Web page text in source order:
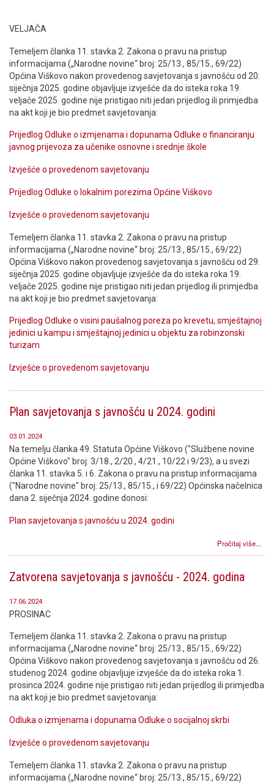
VELJAČA
Temeljem članka 11. stavka 2. Zakona o pravu na pristup
informacijama („Narodne novine“ broj: 25/13., 85/15., 69/22)
Općina Viškovo nakon provedenog savjetovanja s javnošću od 20.
siječnja 2025. godine objavljuje izvješće da do isteka roka 19.
veljače 2025. godine nije pristigao niti jedan prijedlog ili primjedba
na akt koji je bio predmet savjetovanja:
Prijedlog Odluke o izmjenama i dopunama Odluke o financiranju
javnog prijevoza za učenike osnovne i srednje škole
Izvješće o provedenom savjetovanju
Prijedlog Odluke o lokalnim porezima Općine Viškovo
Izvješće o provedenom savjetovanju
Temeljem članka 11. stavka 2. Zakona o pravu na pristup
informacijama („Narodne novine“ broj: 25/13., 85/15., 69/22)
Općina Viškovo nakon provedenog savjetovanja s javnošću od 29.
siječnja 2025. godine objavljuje izvješće da do isteka roka 19.
veljače 2025. godine nije pristigao niti jedan prijedlog ili primjedba
na akt koji je bio predmet savjetovanja:
Prijedlog Odluke o visini paušalnog poreza po krevetu, smještajnoj
jedinici u kampu i smještajnoj jedinici u objektu za robinzonski
turizam
Izvješće o provedenom savjetovanju
Plan savjetovanja s javnošću u 2024. godini
03.01.2024
Na temelju članka 49. Statuta Općine Viškovo ("Službene novine
Općine Viškovo" broj: 3/18., 2/20., 4/21., 10/22 i 9/23), a u svezi
članka 11. stavka 5. i 6. Zakona o pravu na pristup informacijama
("Narodne novine" broj: 25/13., 85/15., i 69/22) Općinska načelnica
dana 2. siječnja 2024. godine donosi:
Plan savjetovanja s javnošću u 2024. godini
Pročitaj više...
Zatvorena savjetovanja s javnošću - 2024. godina
17.06.2024
PROSINAC
Temeljem članka 11. stavka 2. Zakona o pravu na pristup
informacijama („Narodne novine“ broj: 25/13., 85/15., 69/22)
Općina Viškovo nakon provedenog savjetovanja s javnošću od 26.
studenog 2024. godine objavljuje izvješće da do isteka roka 1.
prosinca 2024. godine nije pristigao niti jedan prijedlog ili primjedba
na akt koji je bio predmet savjetovanja:
Odluka o izmjenama i dopunama Odluke o socijalnoj skrbi
Izvješće o provedenom savjetovanju
Temeljem članka 11. stavka 2. Zakona o pravu na pristup
informacijama („Narodne novine“ broj: 25/13., 85/15., 69/22)